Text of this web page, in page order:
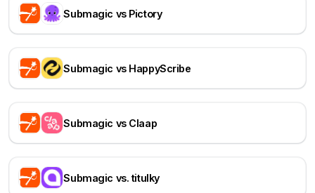
Submagic vs Pictory
Submagic vs HappyScribe
Submagic vs Claap
Submagic vs. titulky